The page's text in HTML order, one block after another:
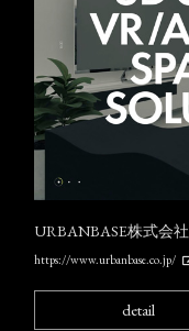
URBANBASE株式会社
https://www.urbanbase.co.jp/
detail